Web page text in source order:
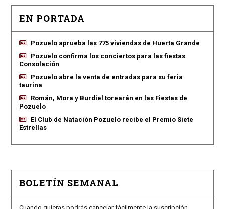
EN PORTADA
Pozuelo aprueba las 775 viviendas de Huerta Grande
Pozuelo confirma los conciertos para las fiestas
Consolación
Pozuelo abre la venta de entradas para su feria
taurina
Román, Mora y Burdiel torearán en las Fiestas de
Pozuelo
El Club de Natación Pozuelo recibe el Premio Siete
Estrellas
BOLETÍN SEMANAL